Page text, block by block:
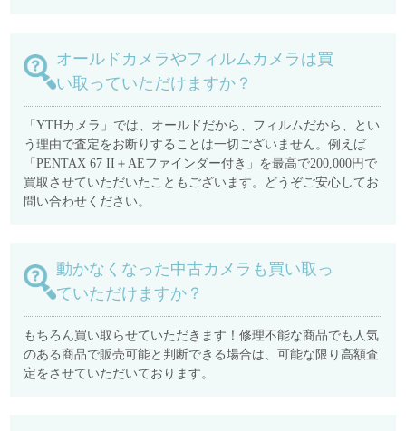
オールドカメラやフィルムカメラは買
い取っていただけますか？
「YTHカメラ」では、オールドだから、フィルムだから、とい
う理由で査定をお断りすることは一切ございません。例えば
「PENTAX 67 II＋AEファインダー付き」を最高で200,000円で
買取させていただいたこともございます。どうぞご安心してお
問い合わせください。
動かなくなった中古カメラも買い取っ
ていただけますか？
もちろん買い取らせていただきます！修理不能な商品でも人気
のある商品で販売可能と判断できる場合は、可能な限り高額査
定をさせていただいております。